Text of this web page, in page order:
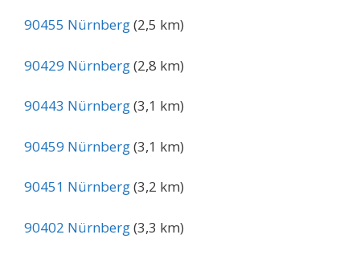
90455 Nürnberg(2,5 km)
90429 Nürnberg(2,8 km)
90443 Nürnberg(3,1 km)
90459 Nürnberg(3,1 km)
90451 Nürnberg(3,2 km)
90402 Nürnberg(3,3 km)